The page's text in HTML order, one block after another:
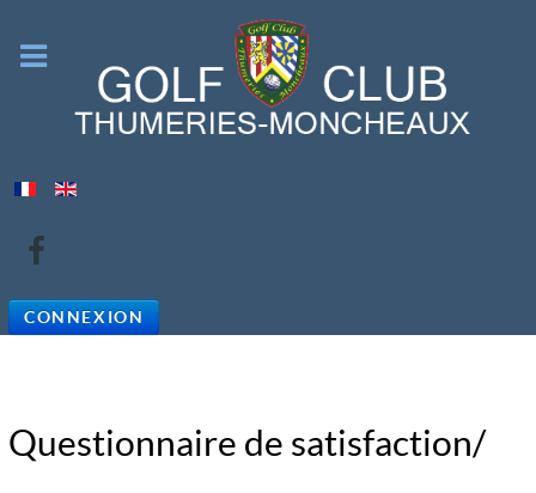
CONNEXION
Questionnaire de satisfaction/